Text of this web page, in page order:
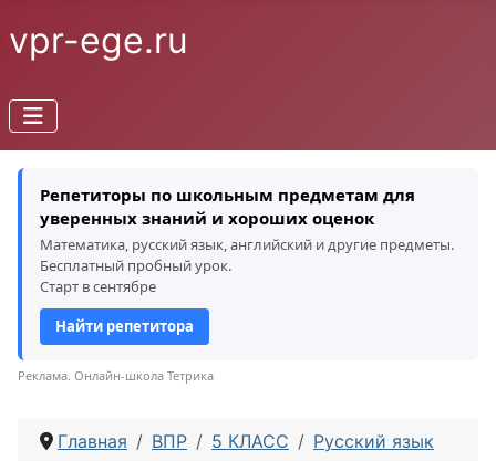
vpr-ege.ru
Репетиторы по школьным предметам для
уверенных знаний и хороших оценок
Математика, русский язык, английский и другие предметы.
Бесплатный пробный урок.
Старт в сентябре
Найти репетитора
Реклама. Онлайн-школа Тетрика
Главная ВПР 5 КЛАСС Русский язык